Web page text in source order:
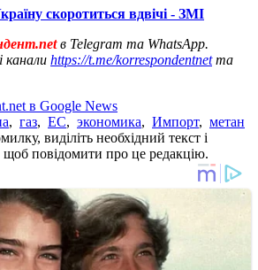
скоротиться вдвічі - ЗМІ
в Telegram та WhatsApp.
канали https://t.me/korrespondentnetта
в Google News
, газ, ЕС, экономика, Импорт, метан
виділіть необхідний текст і
щоб повідомити про це редакцію.